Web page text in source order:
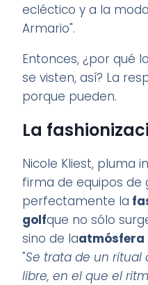
ecléctico y a la
Armario".
Entonces, ¿por qué
se visten, así? La
porque pueden.
La
Nicole Kliest, pluma
firma de equipos de
perfectamente la
golfque no sólo
sino de la
"Se trata de un ritual
libre, en el que el